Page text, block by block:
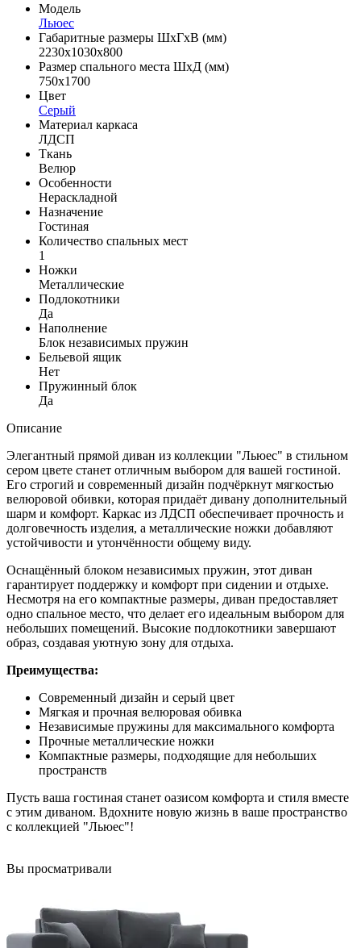
Модель
Льюес
Габаритные размеры ШхГхВ (мм)
2230х1030х800
Размер спального места ШхД (мм)
750х1700
Цвет
Серый
Материал каркаса
ЛДСП
Ткань
Велюр
Особенности
Нераскладной
Назначение
Гостиная
Количество спальных мест
1
Ножки
Металлические
Подлокотники
Да
Наполнение
Блок независимых пружин
Бельевой ящик
Нет
Пружинный блок
Да
Описание
Элегантный прямой диван из коллекции "Льюес" в стильном
сером цвете станет отличным выбором для вашей гостиной.
Его строгий и современный дизайн подчёркнут мягкостью
велюровой обивки, которая придаёт дивану дополнительный
шарм и комфорт. Каркас из ЛДСП обеспечивает прочность и
долговечность изделия, а металлические ножки добавляют
устойчивости и утончённости общему виду.
Оснащённый блоком независимых пружин, этот диван
гарантирует поддержку и комфорт при сидении и отдыхе.
Несмотря на его компактные размеры, диван предоставляет
одно спальное место, что делает его идеальным выбором для
небольших помещений. Высокие подлокотники завершают
образ, создавая уютную зону для отдыха.
Преимущества:
Современный дизайн и серый цвет
Мягкая и прочная велюровая обивка
Независимые пружины для максимального комфорта
Прочные металлические ножки
Компактные размеры, подходящие для небольших
пространств
Пусть ваша гостиная станет оазисом комфорта и стиля вместе
с этим диваном. Вдохните новую жизнь в ваше пространство
с коллекцией "Льюес"!
Вы просматривали